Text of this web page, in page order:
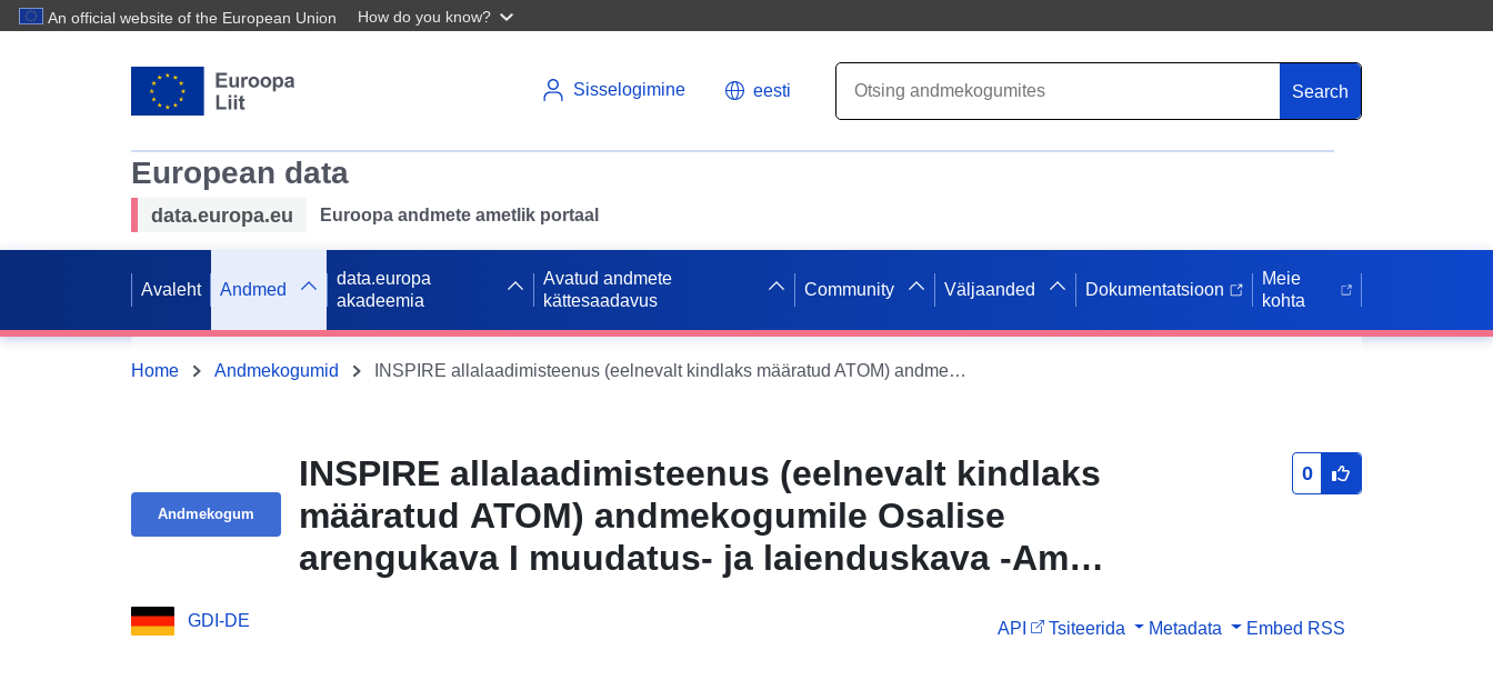
An official website of the European Union How do you know?
Sisselogimine eesti Search
European data
data.europa.eu Euroopa andmete ametlik portaal
Avaleht Andmed
data.europa
akadeemia
Avatud andmete
kättesaadavus
Community Väljaanded Dokumentatsioon
Meie
kohta
Home Andmekogumid INSPIRE allalaadimisteenus (eelnevalt kindlaks määratud ATOM) andmekogumile Osalise arengukava I muudatus- ja laienduskava -Am Speyerer Weg/Wolfsäcker- I muudatus- ja laienduskava II lisa -Am Speyerer Weg/In den Wolfsäckern-
Andmekogum
INSPIRE allalaadimisteenus (eelnevalt kindlaks
määratud ATOM) andmekogumile Osalise
arengukava I muudatus- ja laienduskava -Am
laienduskava II lisa -Am Speyerer Weg/In den
0
GDI-DE API Tsiteerida Metadata Embed RSS